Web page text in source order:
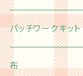
パッチワークキット
布